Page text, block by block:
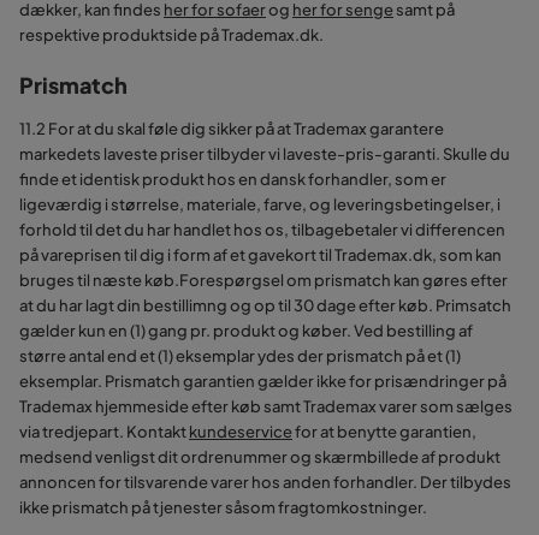
dækker, kan findes her for sofaerog her for sengesamt på
respektive produktside på Trademax.dk.
Prismatch
11.2 For at du skal føle dig sikker på at Trademax garantere
markedets laveste priser tilbyder vi laveste-pris-garanti. Skulle du
finde et identisk produkt hos en dansk forhandler, som er
ligeværdig i størrelse, materiale, farve, og leveringsbetingelser, i
forhold til det du har handlet hos os, tilbagebetaler vi differencen
på vareprisen til dig i form af et gavekort til Trademax.dk, som kan
bruges til næste køb.Forespørgsel om prismatch kan gøres efter
at du har lagt din bestillimng og op til 30 dage efter køb. Primsatch
gælder kun en (1) gang pr. produkt og køber. Ved bestilling af
større antal end et (1) eksemplar ydes der prismatch på et (1)
eksemplar. Prismatch garantien gælder ikke for prisændringer på
Trademax hjemmeside efter køb samt Trademax varer som sælges
via tredjepart. Kontaktkundeservicefor at benytte garantien,
medsend venligst dit ordrenummer og skærmbillede af produkt
annoncen for tilsvarende varer hos anden forhandler. Der tilbydes
ikke prismatch på tjenester såsom fragtomkostninger.